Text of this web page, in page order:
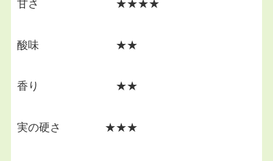
甘さ ★★★★
酸味 ★★
香り ★★
実の硬さ ★★★